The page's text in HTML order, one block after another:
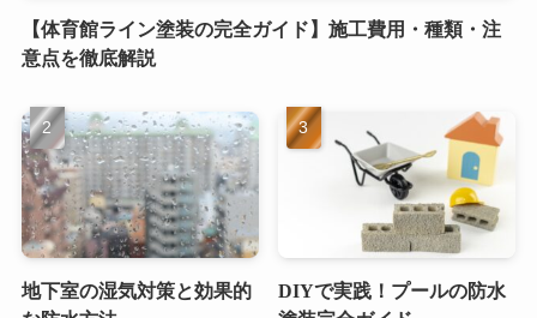
【体育館ライン塗装の完全ガイド】施工費用・種類・注
意点を徹底解説
地下室の湿気対策と効果的
DIYで実践！プールの防水